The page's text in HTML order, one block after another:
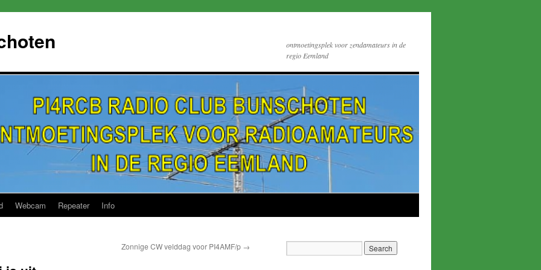
ontmoetingsplek voor zendamateurs in de
regio Eemland
Webcam Repeater Info
Zonnige CW velddag voor PI4AMF/p →